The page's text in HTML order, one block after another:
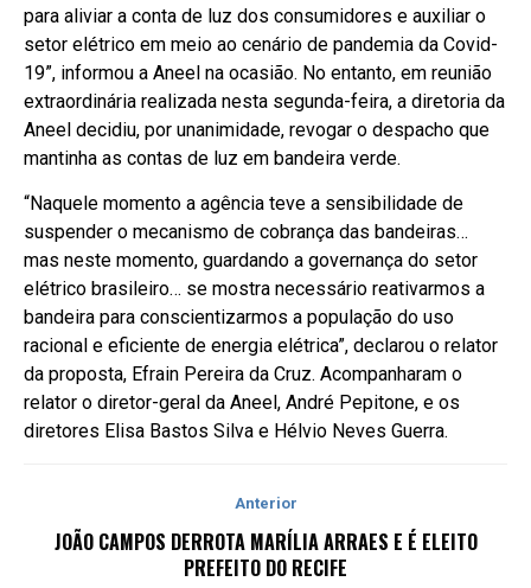
para aliviar a conta de luz dos consumidores e auxiliar o
setor elétrico em meio ao cenário de pandemia da Covid-
19”, informou a Aneel na ocasião. No entanto, em reunião
extraordinária realizada nesta segunda-feira, a diretoria da
Aneel decidiu, por unanimidade, revogar o despacho que
mantinha as contas de luz em bandeira verde.
“Naquele momento a agência teve a sensibilidade de
suspender o mecanismo de cobrança das bandeiras…
mas neste momento, guardando a governança do setor
elétrico brasileiro… se mostra necessário reativarmos a
bandeira para conscientizarmos a população do uso
racional e eficiente de energia elétrica”, declarou o relator
da proposta, Efrain Pereira da Cruz. Acompanharam o
relator o diretor-geral da Aneel, André Pepitone, e os
diretores Elisa Bastos Silva e Hélvio Neves Guerra.
Anterior
JOÃO CAMPOS DERROTA MARÍLIA ARRAES E É ELEITO
PREFEITO DO RECIFE